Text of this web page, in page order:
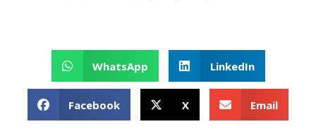
WhatsApp LinkedIn
Facebook X Email